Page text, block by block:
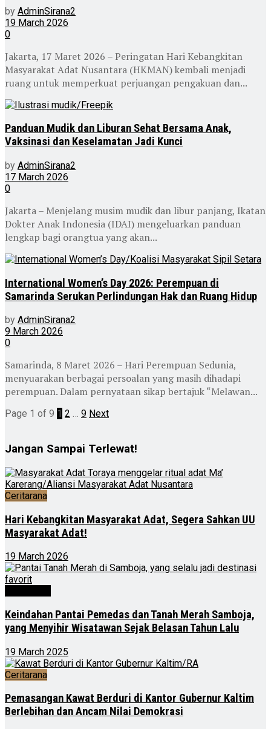
by AdminSirana2
19 March 2026
0
Jakarta, 17 Maret 2026 – Peringatan Hari Kebangkitan
Masyarakat Adat Nusantara (HKMAN) kembali menjadi
ruang untuk memperkuat perjuangan pengakuan dan...
Panduan Mudik dan Liburan Sehat Bersama Anak,
Vaksinasi dan Keselamatan Jadi Kunci
by AdminSirana2
17 March 2026
0
Jakarta – Menjelang musim mudik dan libur panjang, Ikatan
Dokter Anak Indonesia (IDAI) mengeluarkan panduan
lengkap bagi orangtua yang akan...
International Women’s Day 2026: Perempuan di
Samarinda Serukan Perlindungan Hak dan Ruang Hidup
by AdminSirana2
9 March 2026
0
Samarinda, 8 Maret 2026 – Hari Perempuan Sedunia,
menyuarakan berbagai persoalan yang masih dihadapi
perempuan. Dalam pernyataan sikap bertajuk “Melawan...
Page 1 of 9 1 2 … 9 Next
Jangan Sampai Terlewat!
Ceritarana
Hari Kebangkitan Masyarakat Adat, Segera Sahkan UU
Masyarakat Adat!
19 March 2026
Keindahan Pantai Pemedas dan Tanah Merah Samboja,
yang Menyihir Wisatawan Sejak Belasan Tahun Lalu
19 March 2025
Ceritarana
Pemasangan Kawat Berduri di Kantor Gubernur Kaltim
Berlebihan dan Ancam Nilai Demokrasi